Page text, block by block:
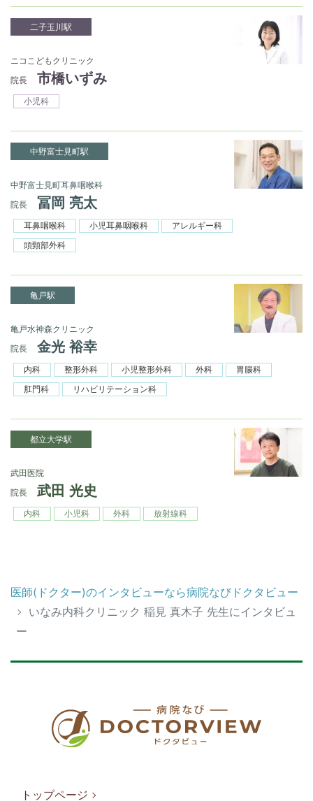
二子玉川駅
ニコこどもクリニック
院長
市橋いずみ
小児科
中野富士見町駅
中野富士見町耳鼻咽喉科
院長
冨岡 亮太
耳鼻咽喉科 小児耳鼻咽喉科
アレルギー科
頭頸部外科
亀戸駅
亀戸水神森クリニック
院長
金光 裕幸
内科 整形外科 小児整形外科 外科
胃腸科
肛門科
リハビリテーション科
都立大学駅
武田医院
院長
武田 光史
内科 小児科 外科 放射線科
医師(ドクター)のインタビューなら病院なびドクタビュー
いなみ内科クリニック 稲見 真木子 先生にインタビュ
ー
トップページ